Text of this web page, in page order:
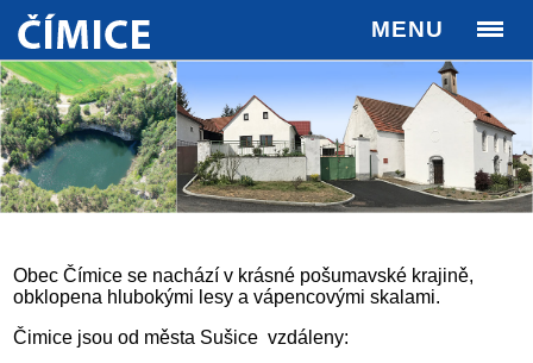
MENU
Obec Čímice se nachází v krásné pošumavské krajině,
obklopena hlubokými lesy a vápencovými skalami.
Čimice jsou od města Sušice vzdáleny: